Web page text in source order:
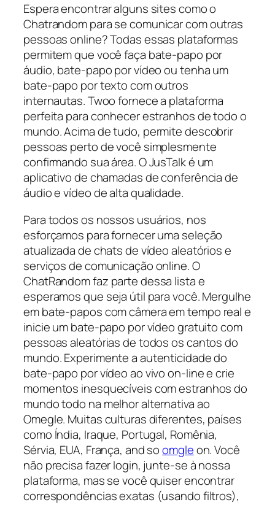
Espera encontrar alguns sites como o
Chatrandom para se comunicar com outras
pessoas online? Todas essas plataformas
permitem que você faça bate-papo por
áudio, bate-papo por vídeo ou tenha um
bate-papo por texto com outros
internautas. Twoo fornece a plataforma
perfeita para conhecer estranhos de todo o
mundo. Acima de tudo, permite descobrir
pessoas perto de você simplesmente
confirmando sua área. O JusTalk é um
aplicativo de chamadas de conferência de
áudio e vídeo de alta qualidade.
Para todos os nossos usuários, nos
esforçamos para fornecer uma seleção
atualizada de chats de vídeo aleatórios e
serviços de comunicação online. O
ChatRandom faz parte dessa lista e
esperamos que seja útil para você. Mergulhe
em bate-papos com câmera em tempo real e
inicie um bate-papo por vídeo gratuito com
pessoas aleatórias de todos os cantos do
mundo. Experimente a autenticidade do
bate-papo por vídeo ao vivo on-line e crie
momentos inesquecíveis com estranhos do
mundo todo na melhor alternativa ao
Omegle. Muitas culturas diferentes, países
como Índia, Iraque, Portugal, Romênia,
Sérvia, EUA, França, and soomgleon. Você
não precisa fazer login, junte-se à nossa
plataforma, mas se você quiser encontrar
correspondências exatas (usando filtros),